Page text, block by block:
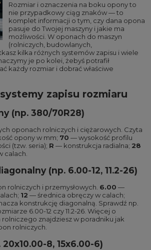
Wyszukaj
Rozmiar i oznaczenia na boku opony to
nie przypadkowy ciąg znaków — to
komplet informacji o tym, czy dana opona
pasuje do Twojej maszyny i jakie ma
możliwości. W oponach do maszyn
(rolniczych, budowlanych,
kilka różnych systemów zapisu i wiele
je po kolei, żebyś potrafił
każdy rozmiar i dobrać właściwe
zapisu rozmiaru
(np. 380/70R28)
oponach rolniczych i ciężarowych. Czyta
opony w mm; 70 — wysokość profilu
(tzw. seria); R — konstrukcja radialna; 28
calach.
(np. 6.00-12, 11.2-26)
rolniczych i przemysłowych. 6.00 —
12 — średnica obręczy w calach;
konstrukcję diagonalną. Sprawdź np.
6.00-12 czy11.2-26 . Więcej o
znajdziesz w poradniku jak
rolniczych
8, 15x6.00-6)